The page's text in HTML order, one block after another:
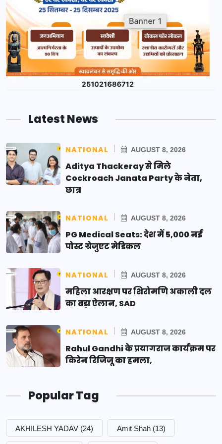
Latest News
NATIONAL AUGUST 8, 2026
Aditya Thackeray से मिले
Cockroach Janata Party के नेता,
छात्र
NATIONAL AUGUST 8, 2026
PG Medical Seats: देश में 5,000 नई
पोस्ट ग्रेजुएट मेडिकल
NATIONAL AUGUST 8, 2026
महिला आरक्षण पर शिरोमणि अकाली दल
का बड़ा ऐलान, SAD
NATIONAL AUGUST 8, 2026
Rahul Gandhi के प्रयागराज कार्यक्रम पर
किरेन रिजिजू का हमला,
Popular Tag
AKHILESH YADAV (24) Amit Shah (13)